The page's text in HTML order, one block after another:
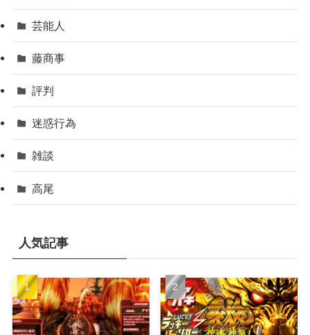
芸能人
藤商事
評判
迷惑行為
雑談
高尾
人気記事